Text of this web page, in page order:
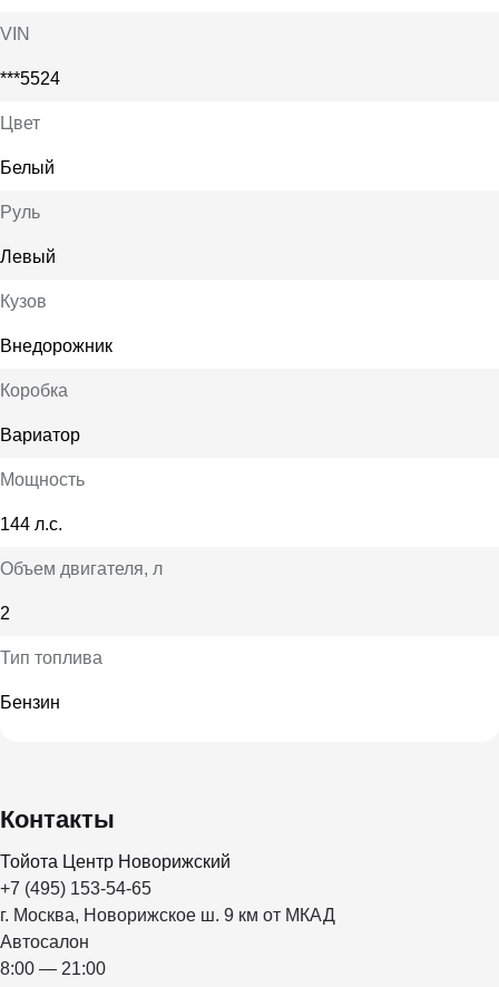
VIN
***5524
Цвет
Белый
Руль
Левый
Кузов
Внедорожник
Коробка
Вариатор
Мощность
144 л.с.
Объем двигателя, л
2
Тип топлива
Бензин
Контакты
Тойота Центр Новорижский
+7 (495) 153-54-65
г. Москва, Новорижское ш. 9 км от МКАД
Автосалон
8:00 — 21:00